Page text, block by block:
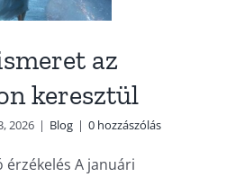
az
keresztül
2026 | Blog | 0 hozzászólás
érzékelés A januári